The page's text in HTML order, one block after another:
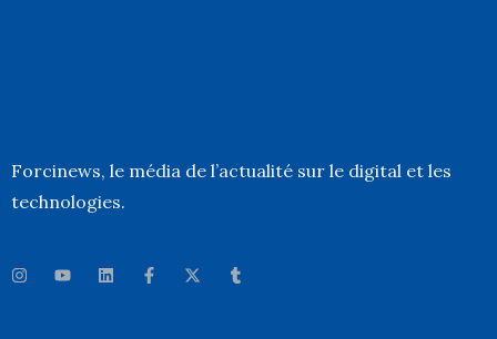
Forcinews, le média de l’actualité sur le digital et les
technologies.